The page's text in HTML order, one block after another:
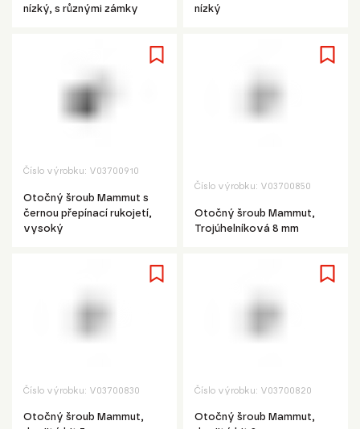
nízký, s různými zámky
nízký
Číslo výrobku: V03700910
Otočný šroub Mammut s
černou přepínací rukojetí,
vysoký
Číslo výrobku: V03700850
Otočný šroub Mammut,
Trojúhelníková 8 mm
Číslo výrobku: V03700830
Otočný šroub Mammut,
Číslo výrobku: V03700820
Otočný šroub Mammut,